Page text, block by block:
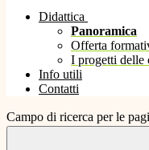
Didattica
Panoramica
Offerta
I progetti delle
Info utili
Contatti
Campo di ricerca per le